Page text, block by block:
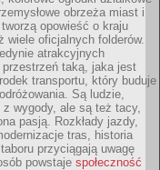
obrzeża miast i
opowieść o kraju
wiele oficjalnych folderów.
atrakcyjnych
taką, jaka jest
transportu, który buduje
Są ludzie,
wygody, ale są też tacy,
pasją. Rozkłady jazdy,
tras, historia
przyciągają uwagę
powstaje społeczność